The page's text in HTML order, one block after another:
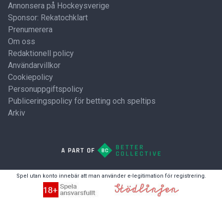
Annonsera på Hockeysverige
Sponsor: Rekatochklart
Prenumerera
Om oss
Redaktionell policy
Användarvillkor
Cookiepolicy
Personuppgiftspolicy
Publiceringspolicy för betting och speltips
Arkiv
Spel utan konto innebär att man använder e-legitimation för registrering.